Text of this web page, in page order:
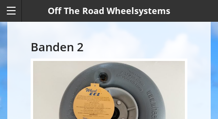
Off The Road Wheelsystems
Banden 2